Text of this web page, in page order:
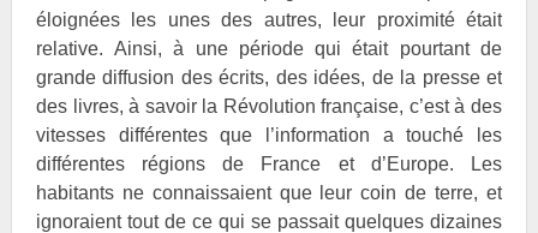
éloignées les unes des autres, leur proximité était
relative. Ainsi, à une période qui était pourtant de
grande diffusion des écrits, des idées, de la presse et
des livres, à savoir la Révolution française, c’est à des
vitesses différentes que l’information a touché les
différentes régions de France et d’Europe. Les
habitants ne connaissaient que leur coin de terre, et
ignoraient tout de ce qui se passait quelques dizaines